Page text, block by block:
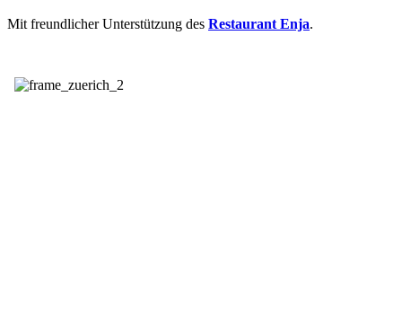
Mit freundlicher Unterstützung des Restaurant Enja.